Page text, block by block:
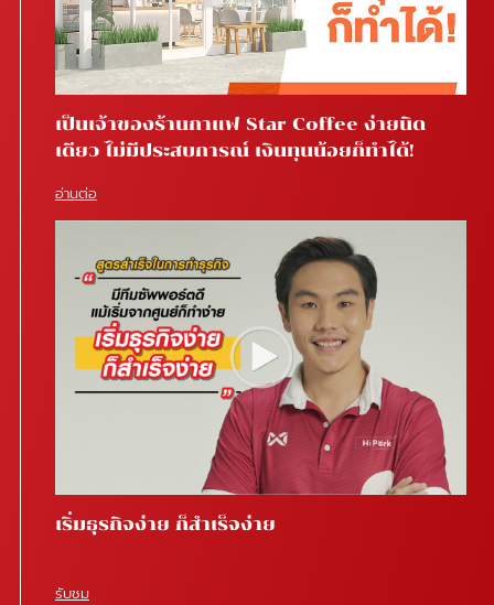
เป็นเจ้าของร้านกาแฟ Star Coffee ง่ายนิด
เดียว ไม่มีประสบการณ์ เงินทุนน้อยก็ทำได้!
อ่านต่อ
เริ่มธุรกิจง่าย ก็สำเร็จง่าย
รับชม